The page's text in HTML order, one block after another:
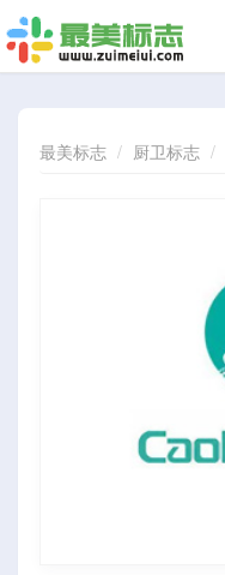
最美标志
厨卫标志